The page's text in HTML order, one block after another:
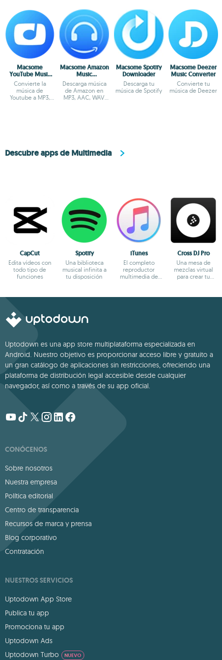
Macsome
YouTube Music
Downloader
Convierte la
música de
Youtube a MP3,
Macsome Amazon
Music
Downloader
Descarga música
de Amazon en
MP3, AAC, WAV,
Macsome Spotify
Downloader
Descarga tu
música de Spotify
Macsome Deezer
Music Converter
Convierte tu
música de Deezer
Descubre apps de Multimedia
CapCut
Edita vídeos con
todo tipo de
funciones
Spotify
Una biblioteca
musical infinita a
tu disposición
iTunes
El completo
reproductor
multimedia de
Cross DJ Pro
Una mesa de
mezclas virtual
para crear tu
Uptodown es una app store multiplataforma especializada en
Android. Nuestro objetivo es proporcionar acceso libre y gratuito a
un gran catálogo de aplicaciones sin restricciones, ofreciendo una
plataforma de distribución legal accesible desde cualquier
navegador, así como a través de su app oficial.
CONÓCENOS
Sobre nosotros
Nuestra empresa
Política editorial
Centro de transparencia
Recursos de marca y prensa
Blog corporativo
Contratación
NUESTROS SERVICIOS
Uptodown App Store
Publica tu app
Promociona tu app
Uptodown Ads
Uptodown Turbo
NUEVO